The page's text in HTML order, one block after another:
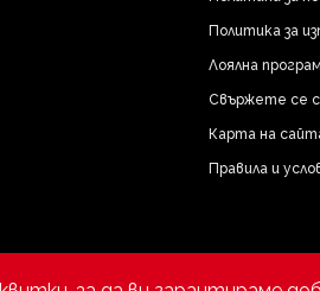
Политика за
Лоялна
Свържете се с
Карта на
Правила и